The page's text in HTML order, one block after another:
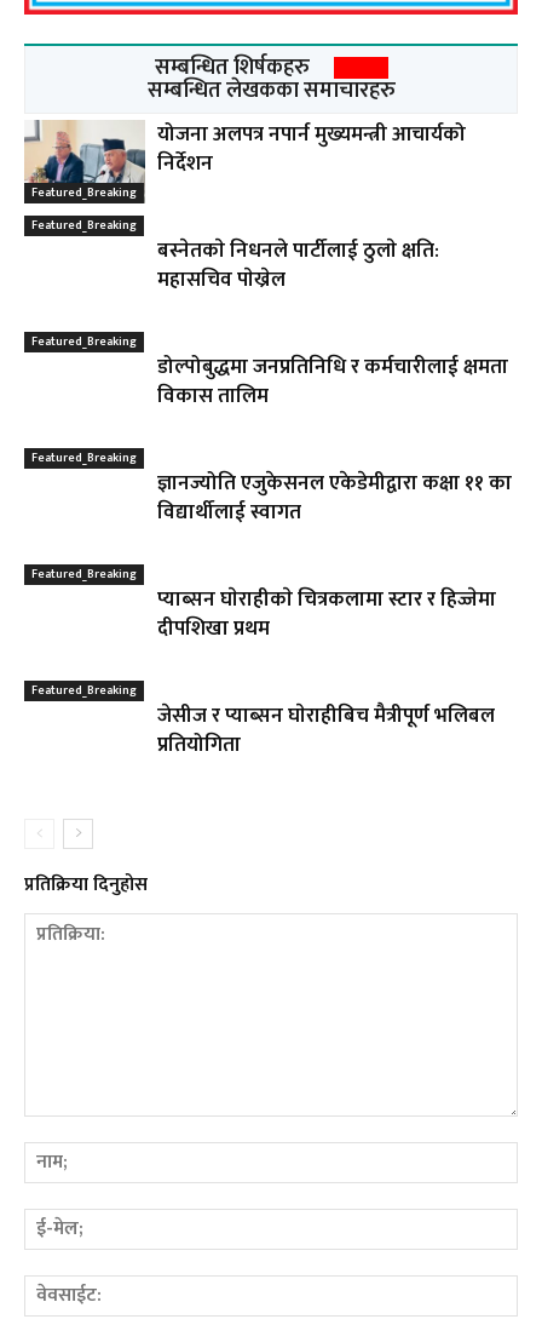
सम्बन्धित शिर्षकहरु
सम्बन्धित लेखकका समाचारहरु
Featured_Breaking
योजना अलपत्र नपार्न मुख्यमन्त्री आचार्यको
निर्देशन
Featured_Breaking
बस्नेतकाे निधनले पार्टीलाई ठुलाे क्षति:
महासचिव पाेख्रेल
Featured_Breaking
डोल्पोबुद्धमा जनप्रतिनिधि र कर्मचारीलाई क्षमता
विकास तालिम
Featured_Breaking
ज्ञानज्योति एजुकेसनल एकेडेमीद्वारा कक्षा ११ का
विद्यार्थीलाई स्वागत
Featured_Breaking
प्याब्सन घाेराहीकाे चित्रकलामा स्टार र हिज्जेमा
दीपशिखा प्रथम
Featured_Breaking
जेसीज र प्याब्सन घाेराहीबिच मैत्रीपूर्ण भलिबल
प्रतियोगिता
प्रतिक्रिया दिनुहोस